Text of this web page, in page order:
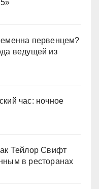
первенцем?
ведущей из
час: ночное
Тейлор Свифт
в ресторанах